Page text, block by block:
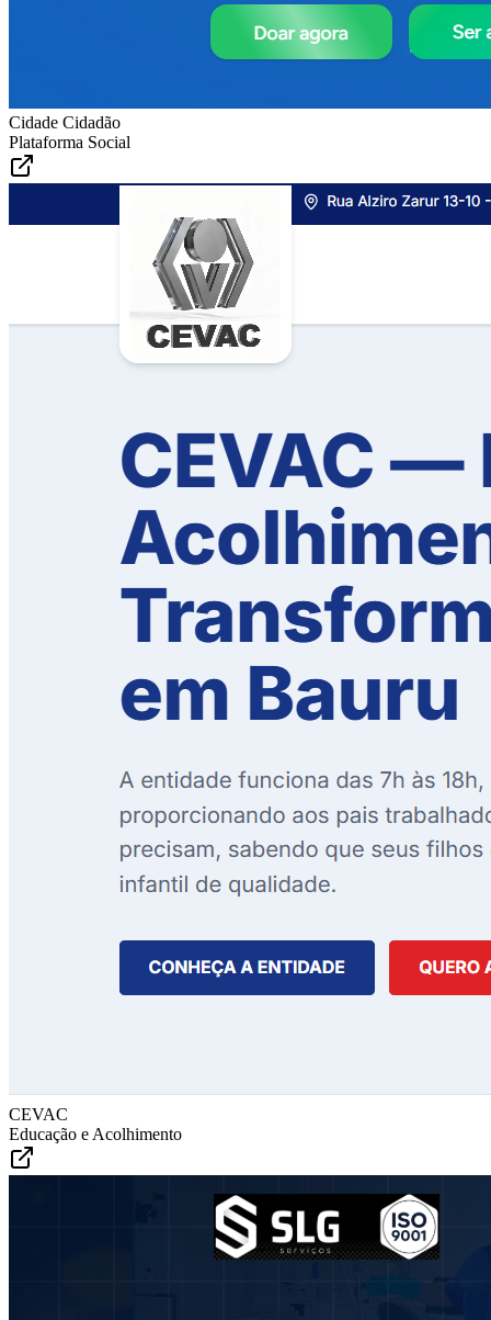
Cidade Cidadão
Plataforma Social
CEVAC
Educação e Acolhimento